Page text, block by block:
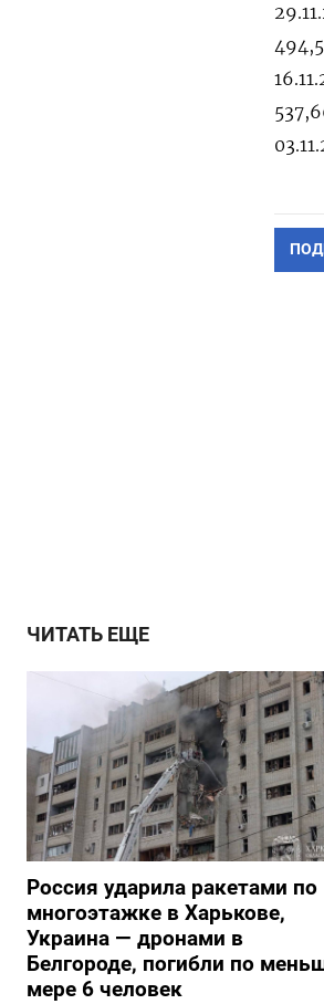
ЧИТАТЬ ЕЩЕ
Россия ударила ракетами по
многоэтажке в Харькове,
Украина — дронами в
Белгороде, погибли по
мере 6 человек